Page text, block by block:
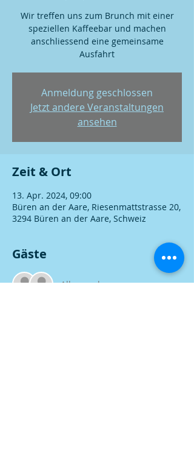
Wir treffen uns zum Brunch mit einer
speziellen Kaffeebar und machen
anschliessend eine gemeinsame
Ausfahrt
Anmeldung geschlossen
Jetzt andere Veranstaltungen
ansehen
Zeit & Ort
13. Apr. 2024, 09:00
Büren an der Aare, Riesenmattstrasse 20,
3294 Büren an der Aare, Schweiz
Gäste
Alle ansehen